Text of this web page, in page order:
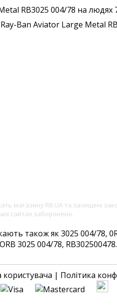
магазину RB.UA та захищені
сайтах заборонено.
також як 3025 004/78,
3025 004/78,
користувача | Політика